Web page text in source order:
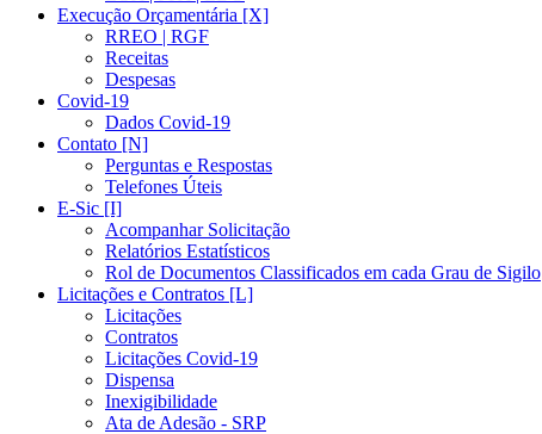
Execução Orçamentária [X]
RREO | RGF
Receitas
Despesas
Covid-19
Dados Covid-19
Contato [N]
Perguntas e Respostas
Telefones Úteis
E-Sic [I]
Acompanhar Solicitação
Relatórios Estatísticos
Rol de Documentos Classificados em cada Grau de Sigilo
Licitações e Contratos [L]
Licitações
Contratos
Licitações Covid-19
Dispensa
Inexigibilidade
Ata de Adesão - SRP